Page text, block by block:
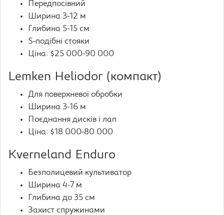
Передпосівний
Ширина 3-12 м
Глибина 5-15 см
S-подібні стояки
Ціна: $25 000-90 000
Lemken Heliodor (компакт)
Для поверхневої обробки
Ширина 3-16 м
Поєднання дисків і лап
Ціна: $18 000-80 000
Kverneland Enduro
Безполицевий культиватор
Ширина 4-7 м
Глибина до 35 см
Захист спружинами